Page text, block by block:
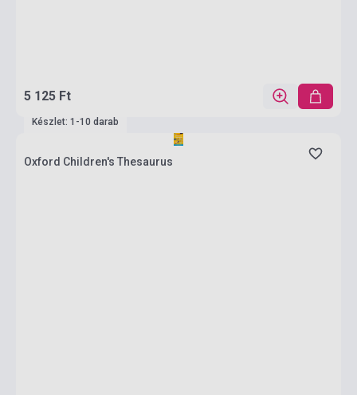
5 125 Ft
Készlet: 1-10 darab
Oxford Children's Thesaurus